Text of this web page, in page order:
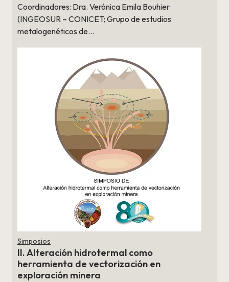
Coordinadores: Dra. Verónica Emila Bouhier
(INGEOSUR – CONICET; Grupo de estudios
metalogenéticos de…
Simposios
II. Alteración hidrotermal como
herramienta de vectorización en
exploración minera